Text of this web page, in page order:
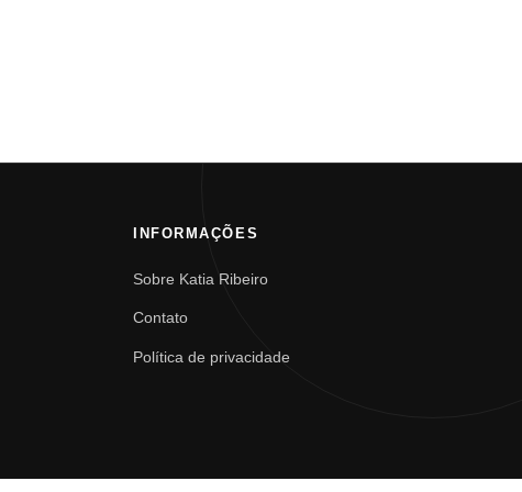
INFORMAÇÕES
Sobre Katia Ribeiro
Contato
Política de privacidade